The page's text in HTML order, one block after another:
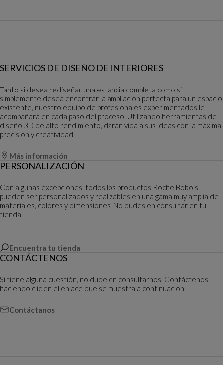
SERVICIOS DE DISEÑO DE INTERIORES
Tanto si desea rediseñar una estancia completa como si
simplemente desea encontrar la ampliación perfecta para un espacio
existente, nuestro equipo de profesionales experimentados le
acompañará en cada paso del proceso. Utilizando herramientas de
diseño 3D de alto rendimiento, darán vida a sus ideas con la máxima
precisión y creatividad.
Más información
PERSONALIZACIÓN
Con algunas excepciones, todos los productos Roche Bobois
pueden ser personalizados y realizables en una gama muy amplia de
materiales, colores y dimensiones. No dudes en consultar en tu
tienda.
Encuentra tu tienda
CONTÁCTENOS
Si tiene alguna cuestión, no dude en consultarnos. Contáctenos
haciendo clic en el enlace que se muestra a continuación.
Contáctanos